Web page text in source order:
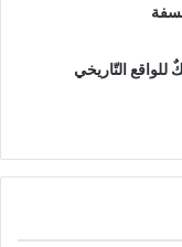
التّاريخي